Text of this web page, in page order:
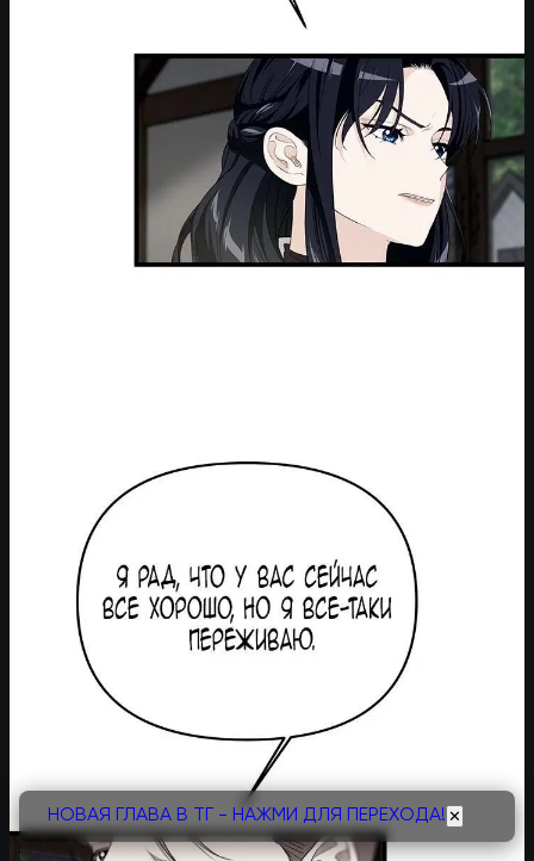
НОВАЯ ГЛАВА В ТГ - НАЖМИ ДЛЯ ПЕРЕХОДА! ✕